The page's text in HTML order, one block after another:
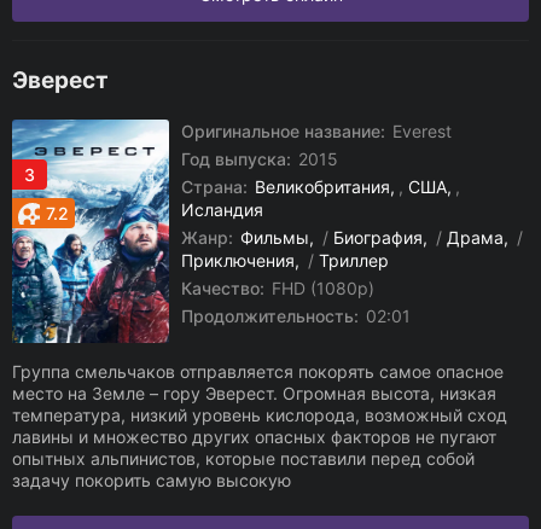
Эверест
3
7.2
Оригинальное название: Everest
Год выпуска: 2015
Страна: Великобритания , США ,
Исландия
Жанр: Фильмы / Биография / Драма
/
Приключения
/ Триллер
Качество: FHD (1080p)
Продолжительность: 02:01
Группа смельчаков отправляется покорять самое опасное
место на Земле – гору Эверест. Огромная высота, низкая
температура, низкий уровень кислорода, возможный сход
лавины и множество других опасных факторов не пугают
опытных альпинистов, которые поставили перед собой
задачу покорить самую высокую